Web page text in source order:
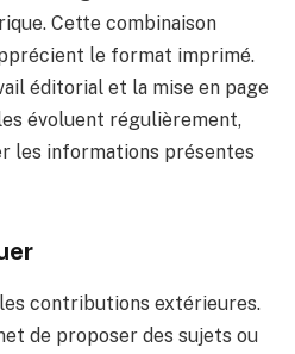
Cette combinaison
le format imprimé.
éditorial et la mise en page
évoluent régulièrement,
les informations présentes
contributions extérieures.
de proposer des sujets ou